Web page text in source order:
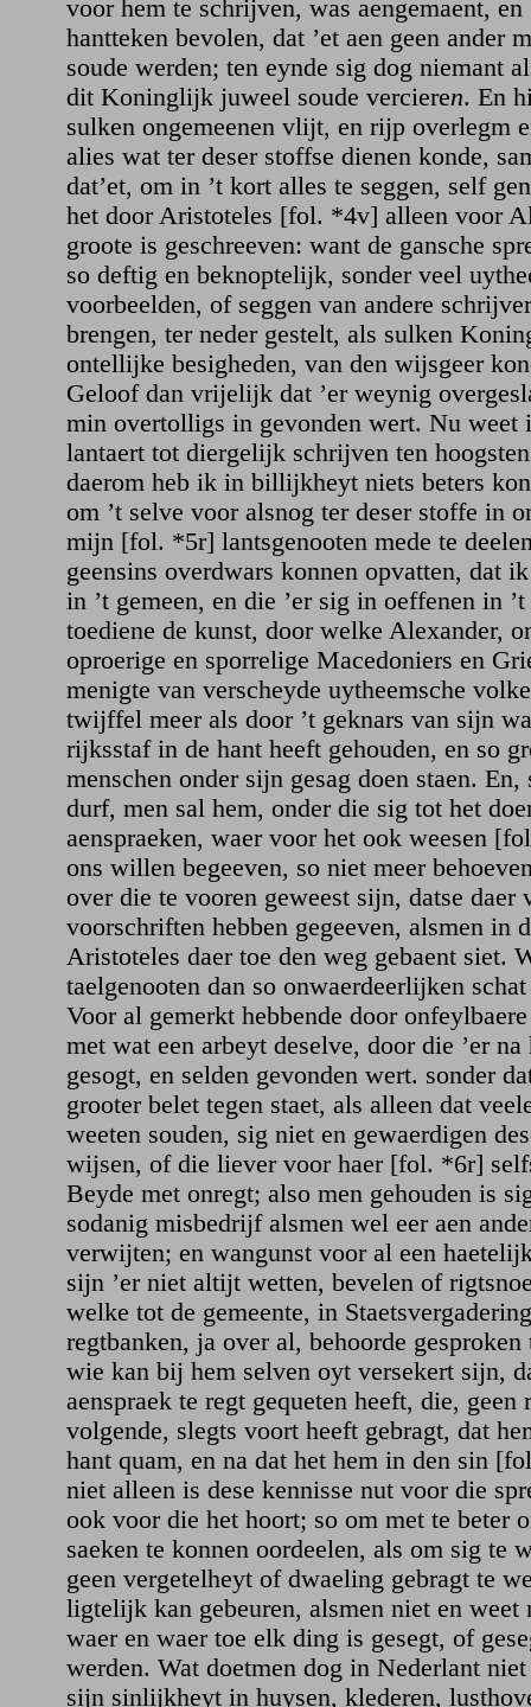
voor hem te schrijven, was aengemaent,
hantteken bevolen, dat ’et aen geen ander
soude werden; ten eynde sig dog niemant
dit Koninglijk juweel soude vercieren. En
sulken ongemeenen vlijt, en rijp overlegm
alies wat ter deser stoffse dienen konde,
dat’et, om in ’t kort alles te seggen, self
het door Aristoteles [fol. *4v] alleen voor
groote is geschreeven: want de gansche
so deftig en beknoptelijk, sonder veel
voorbeelden, of seggen van andere
brengen, ter neder gestelt, als sulken
ontellijke besigheden, van den wijsgeer
Geloof dan vrijelijk dat ’er weynig
min overtolligs in gevonden wert. Nu weet
lantaert tot diergelijk schrijven ten
daerom heb ik in billijkheyt niets beters
om ’t selve voor alsnog ter deser stoffe in
mijn [fol. *5r] lantsgenooten mede te
geensins overdwars konnen opvatten, dat
in ’t gemeen, en die ’er sig in oeffenen in
toediene de kunst, door welke Alexander,
oproerige en sporrelige Macedoniers en
menigte van verscheyde uytheemsche
twijffel meer als door ’t geknars van sijn
rijksstaf in de hant heeft gehouden, en so
menschen onder sijn gesag doen staen. En,
durf, men sal hem, onder die sig tot het
aenspraeken, waer voor het ook weesen
ons willen begeeven, so niet meer
over die te vooren geweest sijn, datse daer
voorschriften hebben gegeeven, alsmen in
Aristoteles daer toe den weg gebaent siet.
taelgenooten dan so onwaerdeerlijken
Voor al gemerkt hebbende door
met wat een arbeyt deselve, door die ’er
gesogt, en selden gevonden wert. sonder
grooter belet tegen staet, als alleen dat
weeten souden, sig niet en gewaerdigen
wijsen, of die liever voor haer [fol. *6r]
Beyde met onregt; also men gehouden is
sodanig misbedrijf alsmen wel eer aen
verwijten; en wangunst voor al een
sijn ’er niet altijt wetten, bevelen of
welke tot de gemeente, in
regtbanken, ja over al, behoorde gesproken
wie kan bij hem selven oyt versekert sijn,
aenspraek te regt gequeten heeft, die, geen
volgende, slegts voort heeft gebragt, dat
hant quam, en na dat het hem in den sin
niet alleen is dese kennisse nut voor die
ook voor die het hoort; so om met te beter
saeken te konnen oordeelen, als om sig te
geen vergetelheyt of dwaeling gebragt te
ligtelijk kan gebeuren, alsmen niet en weet
waer en waer toe elk ding is gesegt, of
werden. Wat doetmen dog in Nederlant
sijn sinlijkheyt in huysen, klederen,